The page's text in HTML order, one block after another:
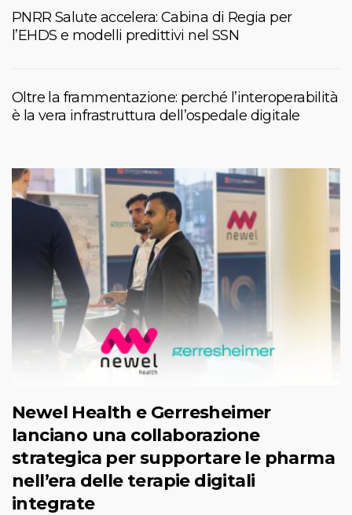
PNRR Salute accelera: Cabina di Regia per
l’EHDS e modelli predittivi nel SSN
Oltre la frammentazione: perché l’interoperabilità
è la vera infrastruttura dell’ospedale digitale
Newel Health e Gerresheimer
lanciano una collaborazione
strategica per supportare le pharma
nell’era delle terapie digitali
integrate